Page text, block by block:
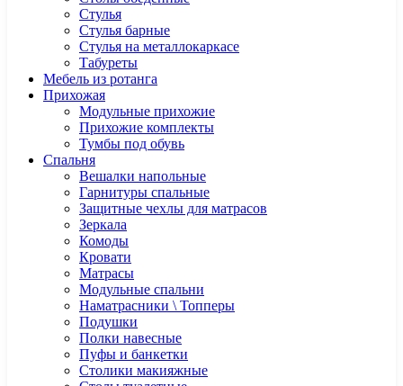
Стулья
Стулья барные
Стулья на металлокаркасе
Табуреты
Мебель из ротанга
Прихожая
Модульные прихожие
Прихожие комплекты
Тумбы под обувь
Спальня
Вешалки напольные
Гарнитуры спальные
Защитные чехлы для матрасов
Зеркала
Комоды
Кровати
Матрасы
Модульные спальни
Наматрасники \ Топперы
Подушки
Полки навесные
Пуфы и банкетки
Столики макияжные